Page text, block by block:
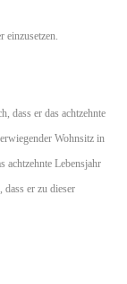
einzusetzen.
dass er das achtzehnte
Wohnsitz in
achtzehnte Lebensjahr
er zu dieser